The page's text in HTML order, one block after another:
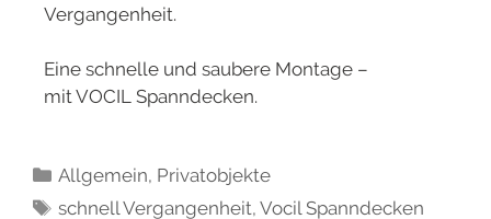
Vergangenheit.
Eine schnelle und saubere Montage –
mit VOCIL Spanndecken.
Allgemein, Privatobjekte
schnell Vergangenheit,Vocil Spanndecken